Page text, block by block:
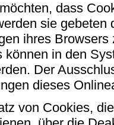
dass
sie gebeten
ihres Browsers
können in den
Der
dieses
von Cookies,